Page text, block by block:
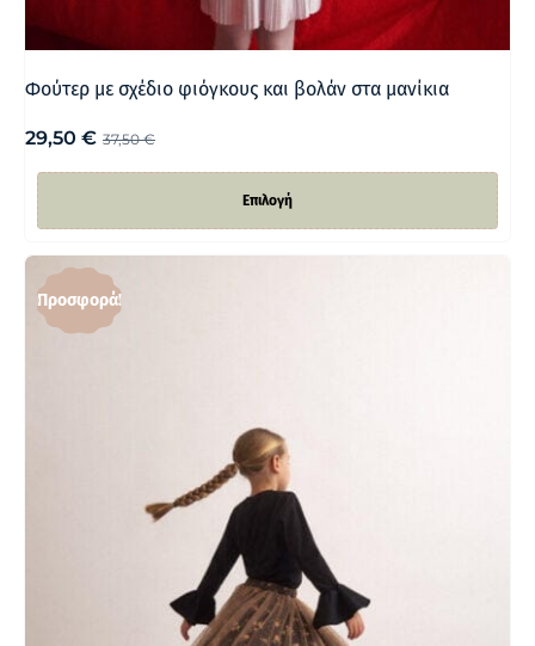
Φούτερ με σχέδιο φιόγκους και βολάν στα μανίκια
37,50€
29,50 €
Επιλογή
Προσφορά!